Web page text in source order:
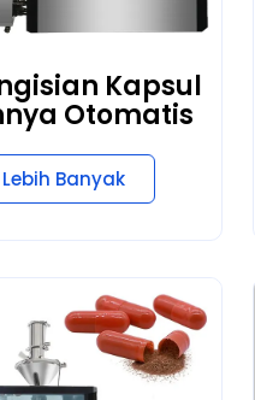
Kapsul
Otomatis
Banyak